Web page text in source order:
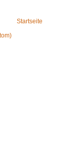
Startseite